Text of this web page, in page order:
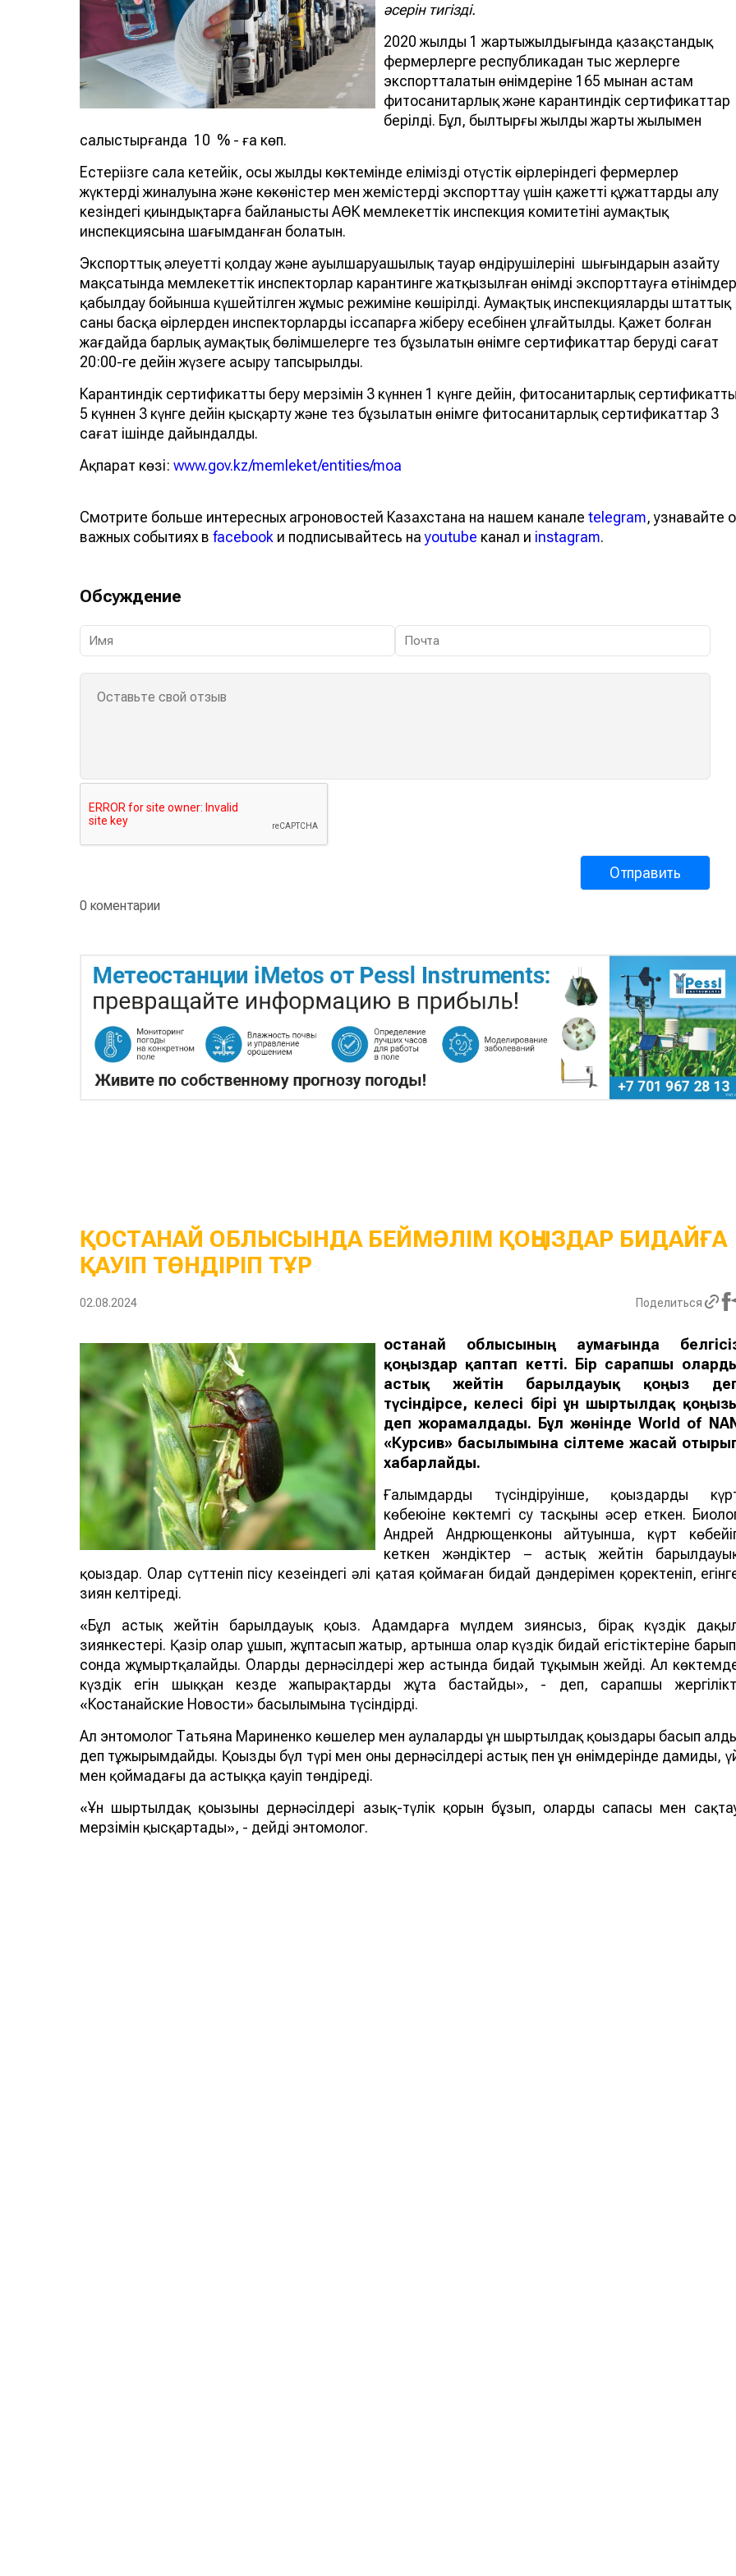
әсерін тигізді.
2020 жылдың 1 жартыжылдығында қазақстандық
фермерлерге республикадан тыс жерлерге
экспортталатын өнімдеріне 165 мыңнан астам
фитосанитарлық және карантиндік сертификаттар
берілді. Бұл, былтырғы жылдың жарты жылымен
салыстырғанда 10 % - ға көп.
Естеріңізге сала кетейік, осы жылдың көктемінде еліміздің оңтүстік өңірлеріндегі фермерлер
жүктердің жиналуына және көкөністер мен жемістерді экспорттау үшін қажетті құжаттарды алу
кезіндегі қиындықтарға байланысты АӨК мемлекеттік инспекция комитетінің аумақтық
инспекциясына шағымданған болатын.
Экспорттық әлеуетті қолдау және ауылшаруашылық тауар өндірушілерінің шығындарын азайту
мақсатында мемлекеттік инспекторлар карантинге жатқызылған өнімді экспорттауға өтінімдер
қабылдау бойынша күшейтілген жұмыс режиміне көшірілді. Аумақтық инспекциялардың штаттық
саны басқа өңірлерден инспекторларды іссапарға жіберу есебінен ұлғайтылды. Қажет болған
жағдайда барлық аумақтық бөлімшелерге тез бұзылатын өнімге сертификаттар беруді сағат
20:00-ге дейін жүзеге асыру тапсырылды.
Карантиндік сертификатты беру мерзімін 3 күннен 1 күнге дейін, фитосанитарлық
5 күннен 3 күнге дейін қысқарту және тез бұзылатын өнімге фитосанитарлық сертификаттар 3
сағат ішінде дайындалды.
Ақпарат көзі: www.gov.kz/memleket/entities/moa
Смотрите больше интересных агроновостей Казахстана на нашем канале telegram, узнавайте о
важных событиях в facebook и подписывайтесь наyoutube канал и instagram.
Обсуждение
0 коментарии
ҚОСТАНАЙ ОБЛЫСЫНДА БЕЙМӘЛІМ ҚОҢЫЗДАР БИДАЙҒА
ҚАУІП ТӨНДІРІП ТҰР
02.08.2024 Поделиться
Қостанай облысының аумағында
қоңыздар қаптап кетті. Бір сарапшы
астық жейтін барылдауық қоңыз
түсіндірсе, келесі біріұн шыртылдақ
деп жорамалдады. Бұл жөнінде World of
«Курсив» басылымына сілтеме жасай
хабарлайды.
Ғалымдардың түсіндіруінше, қоңыздардың
көбеюіне көктемгі су тасқыны әсер еткен.
Андрей Андрющенконың айтуынша, күрт
кеткен жәндіктер – астық жейтін
қоңыздар. Олар сүттеніп пісу кезеңіндегі әлі қатая қоймаған бидай дәндерімен қоректеніп,
зиян келтіреді.
«Бұл астық жейтін барылдауық қоңыз. Адамдарға мүлдем зиянсыз, бірақ күздік
зиянкестері. Қазір олар ұшып, жұптасып жатыр, артынша олар күздік бидай егістіктеріне
сонда жұмыртқалайды. Олардың дернәсілдері жер астында бидай тұқымын жейді. Ал
күздік егін шыққан кезде жапырақтарды жұта бастайды», - деп, сарапшы
«Костанайские Новости» басылымына түсіндірді.
Ал энтомолог Татьяна Мариненко көшелер мен аулаларды ұн шыртылдақ қоңыздары басып
деп тұжырымдайды. Қоңыздың бүл түрі мен оның дернәсілдері астық пен ұн өнімдерінде дамиды,
мен қоймадағы да астыққа қауіп төндіреді.
«Ұн шыртылдақ қоңызының дернәсілдері азық-түлік қорын бұзып, олардың сапасы мен
мерзімін қысқартады», - дейді энтомолог.